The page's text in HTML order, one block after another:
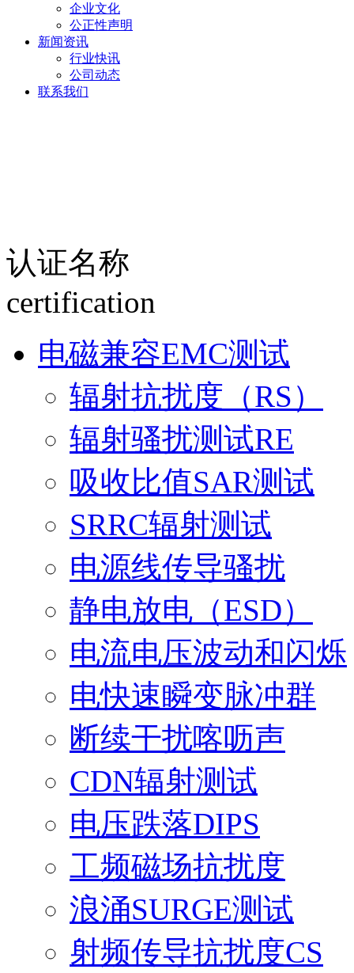
企业文化
公正性声明
新闻资讯
行业快讯
公司动态
联系我们
认证名称
certification
电磁兼容EMC测试
辐射抗扰度（RS）
辐射骚扰测试RE
吸收比值SAR测试
SRRC辐射测试
电源线传导骚扰
静电放电（ESD）
电流电压波动和闪烁
电快速瞬变脉冲群
断续干扰喀呖声
CDN辐射测试
电压跌落DIPS
工频磁场抗扰度
浪涌SURGE测试
射频传导抗扰度CS